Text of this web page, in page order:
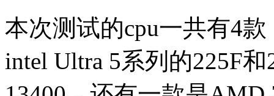
本次测试的cpu一共有4
intel Ultra 5系列的225F